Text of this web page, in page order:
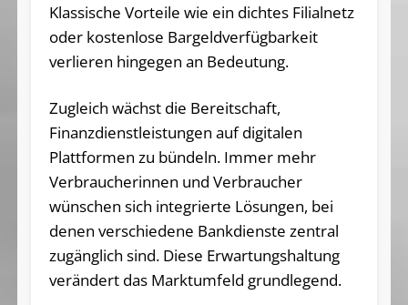
Klassische Vorteile wie ein dichtes Filialnetz
oder kostenlose Bargeldverfügbarkeit
verlieren hingegen an Bedeutung.
Zugleich wächst die Bereitschaft,
Finanzdienstleistungen auf digitalen
Plattformen zu bündeln. Immer mehr
Verbraucherinnen und Verbraucher
wünschen sich integrierte Lösungen, bei
denen verschiedene Bankdienste zentral
zugänglich sind. Diese Erwartungshaltung
verändert das Marktumfeld grundlegend.